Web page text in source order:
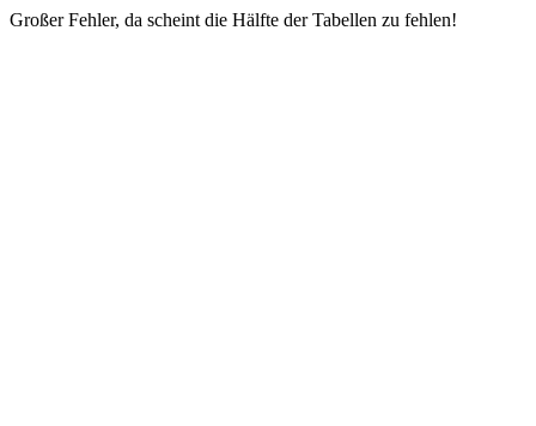
Großer Fehler, da scheint die Hälfte der Tabellen zu fehlen!